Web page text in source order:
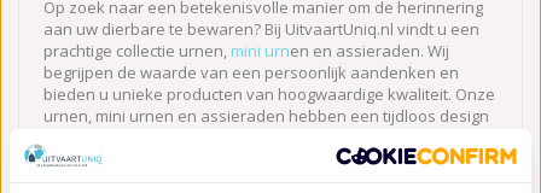
Op zoek naar een betekenisvolle manier om de herinnering
aan uw dierbare te bewaren? Bij UitvaartUniq.nl vindt u een
prachtige collectie urnen, mini urnen en assieraden. Wij
begrijpen de waarde van een persoonlijk aandenken en
bieden u unieke producten van hoogwaardige kwaliteit. Onze
urnen, mini urnen en assieraden hebben een tijdloos design
herinnering aan uw geliefde op een bijzondere manier te
koesteren.